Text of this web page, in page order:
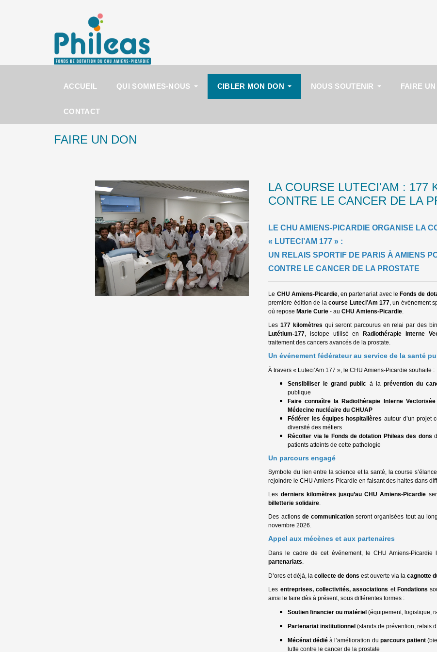
ACCUEIL QUI SOMMES-NOUS CIBLER MON DON NOUS SOUTENIR FAIRE
CONTACT
FAIRE UN DON
LA COURSE LUTECI'AM : 177
CONTRE LE CANCER DE LA
LE CHU AMIENS-PICARDIE ORGANISE LA
« LUTECI’AM 177 » :
UN RELAIS SPORTIF DE PARIS À AMIENS
CONTRE LE CANCER DE LA PROSTATE
Le CHU Amiens-Picardie, en partenariat avec le Fonds de
première édition de lacourse Luteci’Am 177, un événement
où repose Marie Curie - auCHU Amiens-Picardie.
Les177 kilomètres qui seront parcourus en relai par des
Lutétium-177, isotope utilisé en Radiothérapie Interne
traitement des cancers avancés de la prostate.
Un événement fédérateur au service de la santé
À travers « Luteci’Am 177 », le CHU Amiens-Picardie souhaite :
Sensibiliser le grand public à la prévention du
publique
Faire connaître la Radiothérapie Interne Vectorisée
Médecine nucléaire du CHUAP
Fédérer les équipes hospitalières autour d’un projet
diversité des métiers
Récolter via le Fonds de dotation Phileas des dons
patients atteints de cette pathologie
Un parcours engagé
Symbole du lien entre la science et la santé, la course
rejoindre le CHU Amiens-Picardie en faisant des haltes dans
Les derniers kilomètres jusqu’au CHU Amiens-Picardie
billetterie solidaire.
Des actionsde communicationseront organisées tout au
novembre 2026.
Appel aux mécènes et aux partenaires
Dans le cadre de cet événement, le CHU Amiens-Picardie
partenariats.
D’ores et déjà, lacollecte de dons est ouverte via lacagnotte
Les entreprises, collectivités, associations et Fondations
ainsi le faire dès à présent, sous différentes formes :
Soutien financier ou matériel (équipement, logistique,
Partenariat institutionnel (stands de prévention, relais
Mécénat dédié à l’amélioration du parcours patient
lutte contre le cancer de la prostate